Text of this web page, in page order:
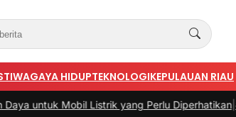
GAYA HIDUPTEKNOLOGIKEPULAUAN RIAU
yang Perlu Diperhatikan|#3 -Panduan